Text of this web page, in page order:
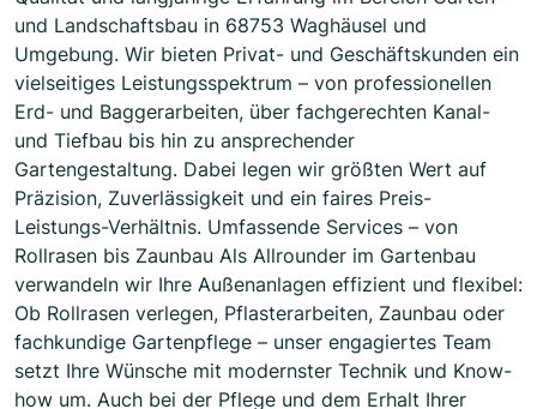
und Landschaftsbau in 68753 Waghäusel und
Umgebung. Wir bieten Privat- und Geschäftskunden ein
vielseitiges Leistungsspektrum – von professionellen
Erd- und Baggerarbeiten, über fachgerechten Kanal-
und Tiefbau bis hin zu ansprechender
Gartengestaltung. Dabei legen wir größten Wert auf
Präzision, Zuverlässigkeit und ein faires Preis-
Leistungs-Verhältnis. Umfassende Services – von
Rollrasen bis Zaunbau Als Allrounder im Gartenbau
verwandeln wir Ihre Außenanlagen effizient und flexibel:
Ob Rollrasen verlegen, Pflasterarbeiten, Zaunbau oder
fachkundige Gartenpflege – unser engagiertes Team
setzt Ihre Wünsche mit modernster Technik und Know-
how um. Auch bei der Pflege und dem Erhalt Ihrer